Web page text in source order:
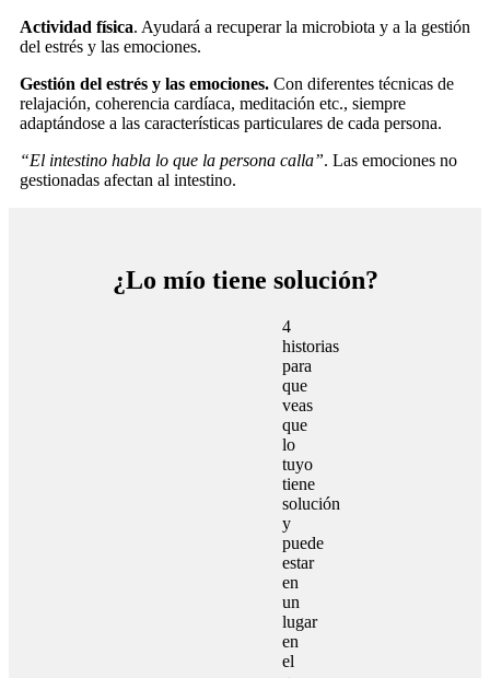
Actividad física. Ayudará a recuperar la microbiota y a la gestión
del estrés y las emociones.
Gestión del estrés y las emociones. Con diferentes técnicas de
relajación, coherencia cardíaca, meditación etc., siempre
adaptándose a las características particulares de cada persona.
“El intestino habla lo que la persona calla”. Las emociones no
gestionadas afectan al intestino.
¿Lo mío tiene solución?
4
historias
para
que
veas
que
lo
tuyo
tiene
solución
y
puede
estar
en
un
lugar
en
el